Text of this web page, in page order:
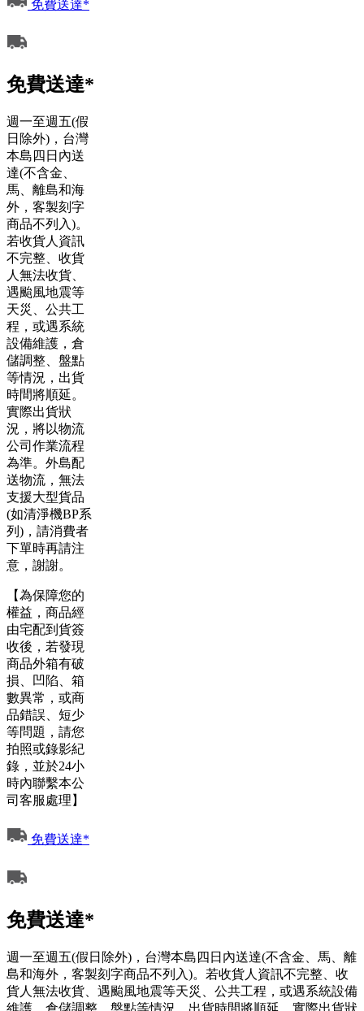
免費送達*
免費送達*
週一至週五(假
日除外)，台灣
本島四日內送
達(不含金、
馬、離島和海
外，客製刻字
商品不列入)。
若收貨人資訊
不完整、收貨
人無法收貨、
遇颱風地震等
天災、公共工
程，或遇系統
設備維護，倉
儲調整、盤點
等情況，出貨
時間將順延。
實際出貨狀
況，將以物流
公司作業流程
為準。外島配
送物流，無法
支援大型貨品
(如清淨機BP系
列)，請消費者
下單時再請注
意，謝謝。
【為保障您的
權益，商品經
由宅配到貨簽
收後，若發現
商品外箱有破
損、凹陷、箱
數異常，或商
品錯誤、短少
等問題，請您
拍照或錄影紀
錄，並於24小
時內聯繫本公
司客服處理】
免費送達*
免費送達*
週一至週五(假日除外)，台灣本島四日內送達(不含金、馬、離
島和海外，客製刻字商品不列入)。若收貨人資訊不完整、收
貨人無法收貨、遇颱風地震等天災、公共工程，或遇系統設備
維護，倉儲調整、盤點等情況，出貨時間將順延。實際出貨狀